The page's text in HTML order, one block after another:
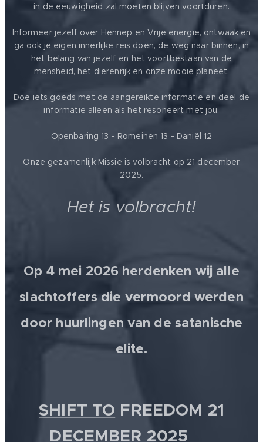
in de eeuwigheid zal moeten blijven voortduren.
Informeer jezelf over Hennep en Vrije energie, ontwaak en
ga ook je eigen innerlijke reis doen, de weg naar binnen, in
het belang van jezelf en het voortbestaan van de
mensheid, het dierenrijk en onze mooie planeet.
Doe iets goeds met de aangereikte informatie en deel de
informatie alleen als het resoneert met jou.
Openbaring 13 - Romeinen 13 - Daniël 12
Onze gezamenlijk Missie is volbracht op 21 december
2025.
Het is volbracht!
Op 4 mei 2026 herdenken wij alle
slachtoffers die vermoord werden
door huurlingen van de satanische
elite.
SHIFT TO FREEDOM 21
DECEMBER 2025 💫